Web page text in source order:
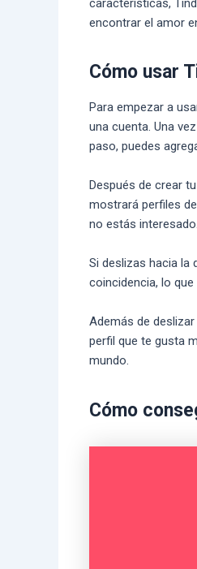
características,
encontrar el amor
Cómo usar
Para empezar a
una cuenta. Una
paso, puedes
Después de crear
mostrará perfiles
no estás interesado.
Si deslizas hacia la
coincidencia, lo
Además de
perfil que te gusta
mundo.
Cómo